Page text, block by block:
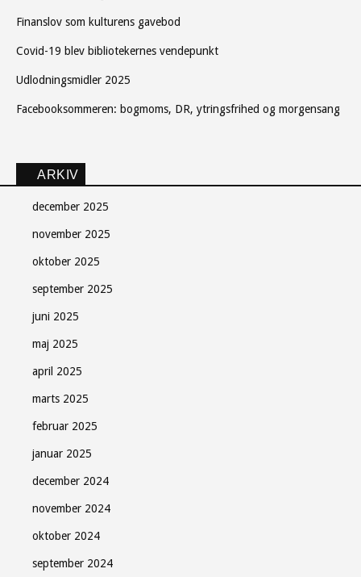
Finanslov som kulturens gavebod
Covid-19 blev bibliotekernes vendepunkt
Udlodningsmidler 2025
Facebooksommeren: bogmoms, DR, ytringsfrihed og morgensang
ARKIV
december 2025
november 2025
oktober 2025
september 2025
juni 2025
maj 2025
april 2025
marts 2025
februar 2025
januar 2025
december 2024
november 2024
oktober 2024
september 2024